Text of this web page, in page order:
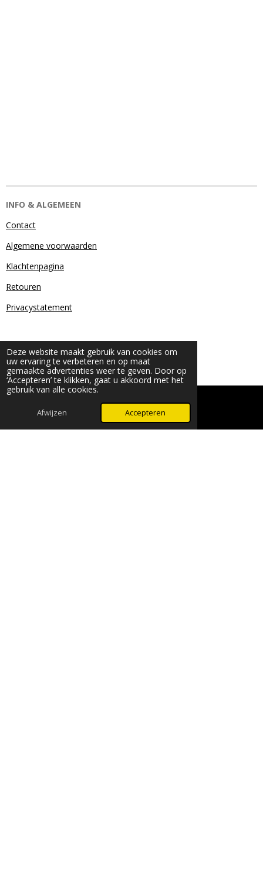
Deze website maakt gebruik van cookies om
uw ervaring te verbeteren en op maat
gemaakte advertenties weer te geven. Door op
‘Accepteren’ te klikken, gaat u akkoord met het
gebruik van alle cookies.
Afwijzen Accepteren
INFO & ALGEMEEN
Contact
Algemene voorwaarden
Klachtenpagina
Retouren
Privacystatement
© 2024 - 2026 Beauty & More by Robyn
WhatsApp